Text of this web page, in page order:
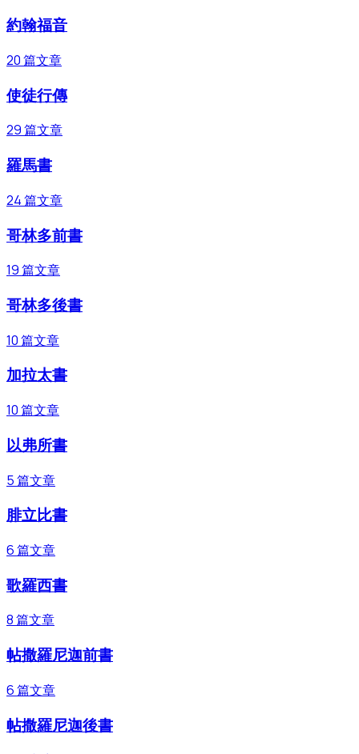
約翰福音
20篇文章
使徒行傳
29篇文章
羅馬書
24篇文章
哥林多前書
19篇文章
哥林多後書
10篇文章
加拉太書
10篇文章
以弗所書
5篇文章
腓立比書
6篇文章
歌羅西書
8篇文章
帖撒羅尼迦前書
6篇文章
帖撒羅尼迦後書